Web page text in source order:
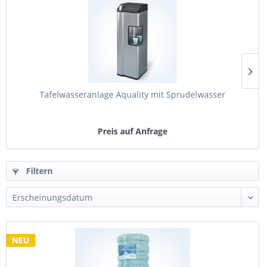
Tafelwasseranlage Aquality mit Sprudelwasser
Preis auf Anfrage
Filtern
NEU